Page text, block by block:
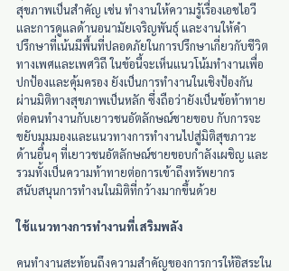
สุขภาพเป็นสำคัญ เช่น ทำงานให้ความรู้เรื่องเอชไอวี
และการดูแลด้านอนามัยเจริญพันธุ์ และงานให้คำ
ปรึกษาที่เน้นมีพื้นที่ปลอดภัยในการปรึกษาเกี่ยวกับชีวิต
ทางเพศและเพศวิถี ในข้อนี้จะเห็นแนวโน้มทำงานเพื่อ
ปกป้องและคุ้มครอง ยังเป็นการทำงานในเชิงป้องกัน
ผ่านมิติทางสุขภาพเป็นหลัก ซึ่งถือว่ายังเป็นข้อท้าทาย
ต่อคนทำงานกับเยาวชนอัตลักษณ์ชายขอบ กับการจะ
ขยับมุมมองและแนวทางการทำงานไปสู่มิติสุขภาวะ
ด้านอื่นๆ ที่เยาวชนอัตลักษณ์ชายขอบกำลังเผชิญ และ
รวมทั้งเป็นความท้าทายต่อการเข้าถึงทรัพยากร
สนับสนุนการทำงนในมิติที่กว้างมากขึ้นด้วย
ใช้แนวทางการทำงานที่เสริมพลัง
คนทำงานสะท้อนถึงความสำคัญของการการให้อิสระใน